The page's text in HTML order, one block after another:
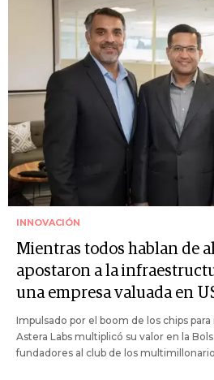
INNOVACIÓN
Mientras todos hablan de
apostaron a la
una empresa valuada en
Impulsado por el boom de los chips
Astera Labs multiplicó su valor en la
fundadores al club de los